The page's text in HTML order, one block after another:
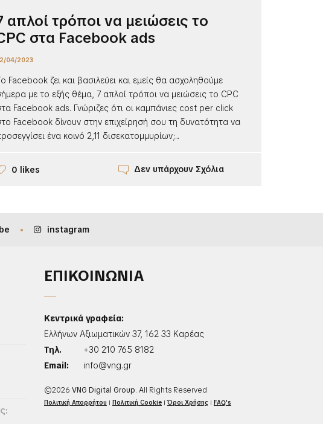
απλοί τρόποι να μειώσεις το
στα Facebook ads
04/2023
Facebook ζει και βασιλεύει και εμείς θα ασχοληθούμε
με το εξής θέμα, 7 απλοί τρόποι να μειώσεις το CPC
Facebook ads. Γνώριζες ότι οι καμπάνιες cost per click
Facebook δίνουν στην επιχείρησή σου τη δυνατότητα να
ένα κοινό 2,11 δισεκατομμυρίων;...
0 likes Δεν υπάρχουν Σχόλια
instagram
ΕΠΙΚΟΙΝΩΝΙΑ
Κεντρικά γραφεία:
Ελλήνων Αξιωματικών 37, 162 33 Καρέας
Τηλ.
+30 210 765 8182
Email:
info@vng.gr
©2026 VNG Digital Group. All Rights Reserved
Πολιτική Απορρήτου | Πολιτική Cookie|Όροι Χρήσης| FAQ's